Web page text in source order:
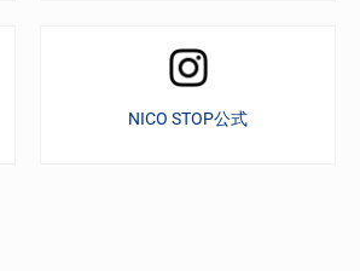
NICO STOP公式